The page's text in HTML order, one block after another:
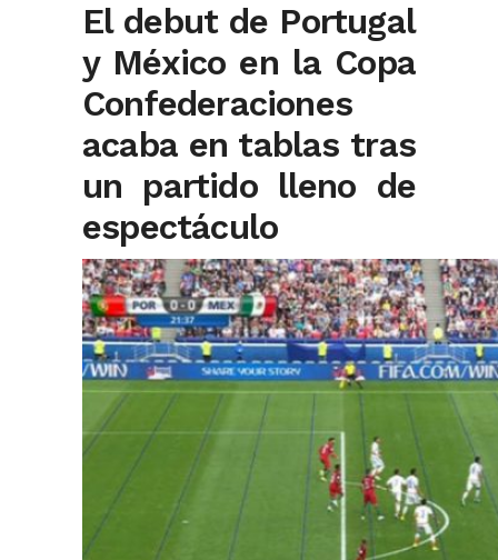
El debut de Portugal
y México en la Copa
Confederaciones
acaba en tablas tras
un partido lleno de
espectáculo